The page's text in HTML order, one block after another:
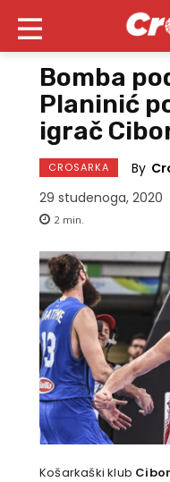
Bomba
Planinić
igrač
CROSARKA By
29 studenoga, 2020
2 min.
Košarkaški klub